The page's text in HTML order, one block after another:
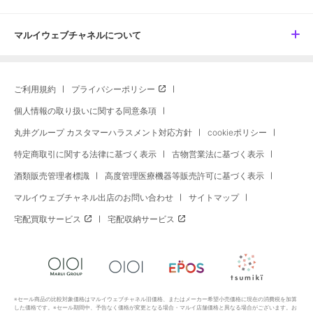
マルイウェブチャネルについて
ご利用規約 プライバシーポリシー
個人情報の取り扱いに関する同意条項
丸井グループ カスタマーハラスメント対応方針 cookieポリシー
特定商取引に関する法律に基づく表示 古物営業法に基づく表示
酒類販売管理者標識 高度管理医療機器等販売許可に基づく表示
マルイウェブチャネル出店のお問い合わせ サイトマップ
宅配買取サービス 宅配収納サービス
※セール商品の比較対象価格はマルイウェブチャネル旧価格、またはメーカー希望小売価格に現在の消費税を加算
した価格です。※セール期間中、予告なく価格が変更となる場合・マルイ店舗価格と異なる場合がございます。お